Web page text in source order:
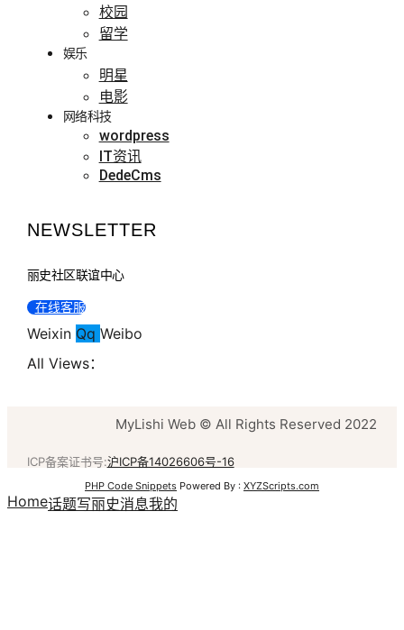
校园
留学
娱乐
明星
电影
网络科技
wordpress
IT资讯
DedeCms
NEWSLETTER
丽史社区联谊中心
在线客服
Weixin Qq Weibo
All Views：
MyLishi Web © All Rights Reserved 2022
ICP备案证书号:沪ICP备14026606号-16
PHP Code Snippets Powered By : XYZScripts.com
Home话题写丽史消息我的